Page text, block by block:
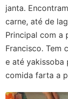
janta.
carne, até de
Principal com a
Francisco. Tem
e até yakissoba
comida farta a